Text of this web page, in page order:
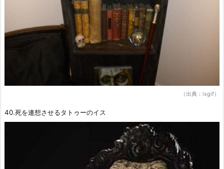
（出典：isgif）
40.死を連想させるタトゥーのイス